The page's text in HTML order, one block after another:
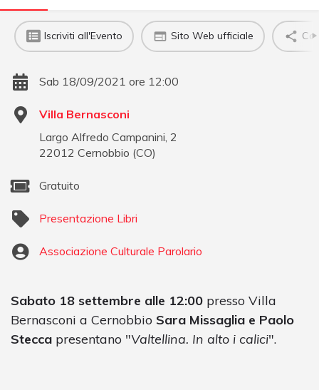
Iscriviti all'Evento Sito Web ufficiale
Sab 18/09/2021 ore 12:00
Villa Bernasconi
Largo Alfredo Campanini, 2
22012 Cernobbio (CO)
Gratuito
Presentazione Libri
Associazione Culturale Parolario
Sabato 18 settembre alle 12:00 presso Villa
Bernasconi a Cernobbio Sara Missaglia e Paolo
Stecca presentano "Valtellina. In alto i calici".